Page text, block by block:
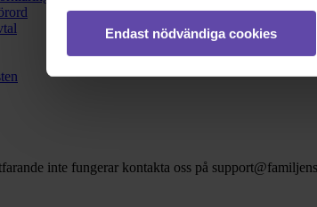
Endast nödvändiga cookies
inte fungerar kontakta oss på